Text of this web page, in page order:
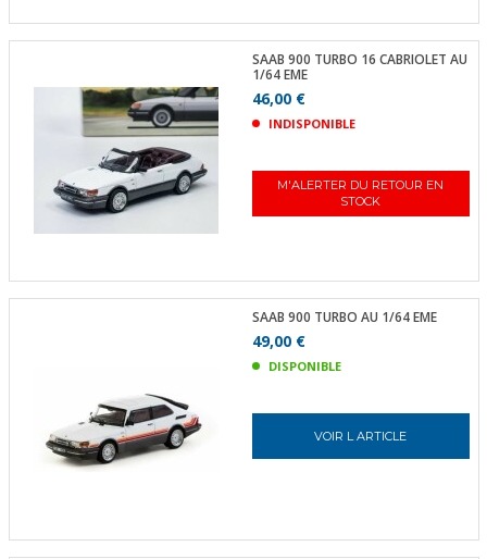
SAAB 900 TURBO 16 CABRIOLET AU
1/64 EME
46,00 €
INDISPONIBLE
M'ALERTER DU RETOUR EN
STOCK
SAAB 900 TURBO AU 1/64 EME
49,00 €
DISPONIBLE
VOIR L ARTICLE